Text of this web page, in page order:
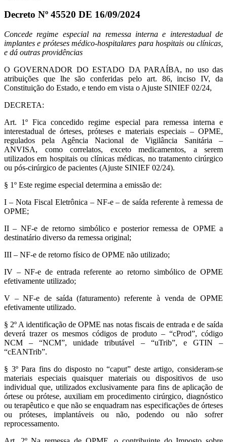
Decreto Nº 45520 DE 16/09/2024
Concede regime especial na remessa interna e interestadual de
implantes e próteses médico-hospitalares para hospitais ou clínicas,
e dá outras providências
O GOVERNADOR DO ESTADO DA PARAÍBA, no uso das
atribuições que lhe são conferidas pelo art. 86, inciso IV, da
Constituição do Estado, e tendo em vista o Ajuste SINIEF 02/24,
DECRETA:
Art. 1º Fica concedido regime especial para remessa interna e
interestadual de órteses, próteses e materiais especiais – OPME,
regulados pela Agência Nacional de Vigilância Sanitária –
ANVISA, como correlatos, exceto medicamentos, a serem
utilizados em hospitais ou clínicas médicas, no tratamento cirúrgico
ou pós-cirúrgico de pacientes (Ajuste SINIEF 02/24).
§ 1º Este regime especial determina a emissão de:
I – Nota Fiscal Eletrônica – NF-e – de saída referente à remessa de
OPME;
II – NF-e de retorno simbólico e posterior remessa de OPME a
destinatário diverso da remessa original;
III – NF-e de retorno físico de OPME não utilizado;
IV – NF-e de entrada referente ao retorno simbólico de OPME
efetivamente utilizado;
V – NF-e de saída (faturamento) referente à venda de OPME
efetivamente utilizado.
§ 2º A identificação de OPME nas notas fiscais de entrada e de saída
deverá trazer os mesmos códigos de produto – “cProd”, código
NCM – “NCM”, unidade tributável – “uTrib”, e GTIN –
“cEANTrib”.
§ 3º Para fins do disposto no “caput” deste artigo, consideram-se
materiais especiais quaisquer materiais ou dispositivos de uso
individual que, utilizados exclusivamente para fins de aplicação de
órtese ou prótese, auxiliam em procedimento cirúrgico, diagnóstico
ou terapêutico e que não se enquadram nas especificações de órteses
ou próteses, implantáveis ou não, podendo ou não sofrer
reprocessamento.